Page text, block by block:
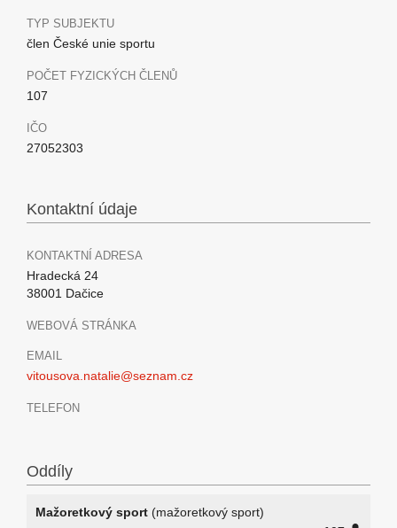
TYP SUBJEKTU
člen České unie sportu
POČET FYZICKÝCH ČLENŮ
107
IČO
27052303
Kontaktní údaje
KONTAKTNÍ ADRESA
Hradecká 24
38001 Dačice
WEBOVÁ STRÁNKA
EMAIL
vitousova.natalie@seznam.cz
TELEFON
Oddíly
Mažoretkový sport (mažoretkový sport)